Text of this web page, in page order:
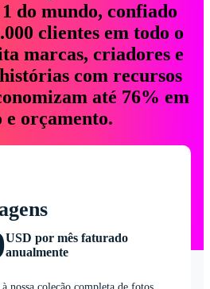
do mundo, confiado
clientes em todo o
marcas, criadores e
com recursos
até 76% em
e orçamento.
USD por mês faturado
anualmente